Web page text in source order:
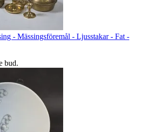
- Mässingsföremål - Ljusstakar - Fat -
bud.